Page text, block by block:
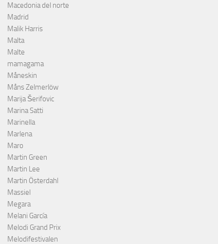
Macedonia del norte
Madrid
Malik Harris
Malta
Malte
mamagama
Måneskin
Måns Zelmerlöw
Marija Šerifovic
Marina Satti
Marinella
Marlena
Maro
Martin Green
Martin Lee
Martin Österdahl
Massiel
Megara
Melani García
Melodi Grand Prix
Melodifestivalen